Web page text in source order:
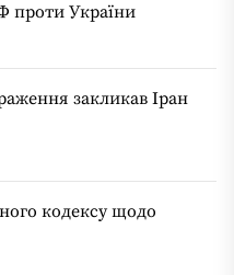
проти України
закликав Іран
кодексу щодо